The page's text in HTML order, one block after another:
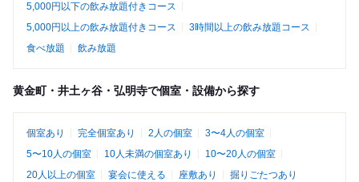
5,000円以下の飲み放題付きコース
5,000円以上の飲み放題付きコース
3時間以上の飲み放題コース
食べ放題
飲み放題
黄金町・井土ヶ谷・弘明寺で個室・設備から探す
個室あり 完全個室あり 2人の個室
3〜4人の個室
5〜10人の個室
10人未満の個室あり
10〜20人の個室
20人以上の個室
宴会に使える 座敷あり 掘りごたつあり